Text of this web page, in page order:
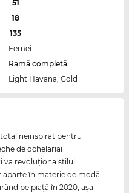
51
18
135
Femei
Ramă completă
Light Havana, Gold
total neinspirat pentru
de ochelariai
va revoluţiona stilul
aparte în materie de modă!
pe piaţă în 2020, aşa